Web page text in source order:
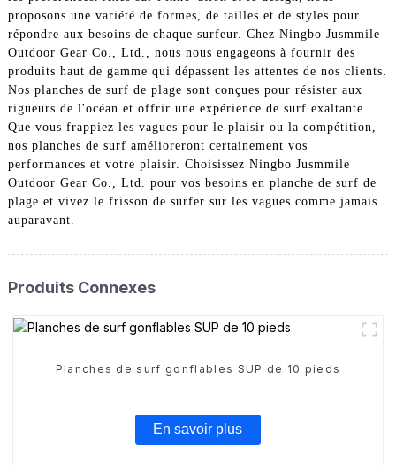
proposons une variété de formes, de tailles et de styles pour
répondre aux besoins de chaque surfeur. Chez Ningbo Jusmmile
Outdoor Gear Co., Ltd., nous nous engageons à fournir des
produits haut de gamme qui dépassent les attentes de nos clients.
Nos planches de surf de plage sont conçues pour résister aux
rigueurs de l'océan et offrir une expérience de surf exaltante.
Que vous frappiez les vagues pour le plaisir ou la compétition,
nos planches de surf amélioreront certainement vos
performances et votre plaisir. Choisissez Ningbo Jusmmile
Outdoor Gear Co., Ltd. pour vos besoins en planche de surf de
plage et vivez le frisson de surfer sur les vagues comme jamais
auparavant.
Produits Connexes
Planches de surf gonflables SUP de 10 pieds
En savoir plus